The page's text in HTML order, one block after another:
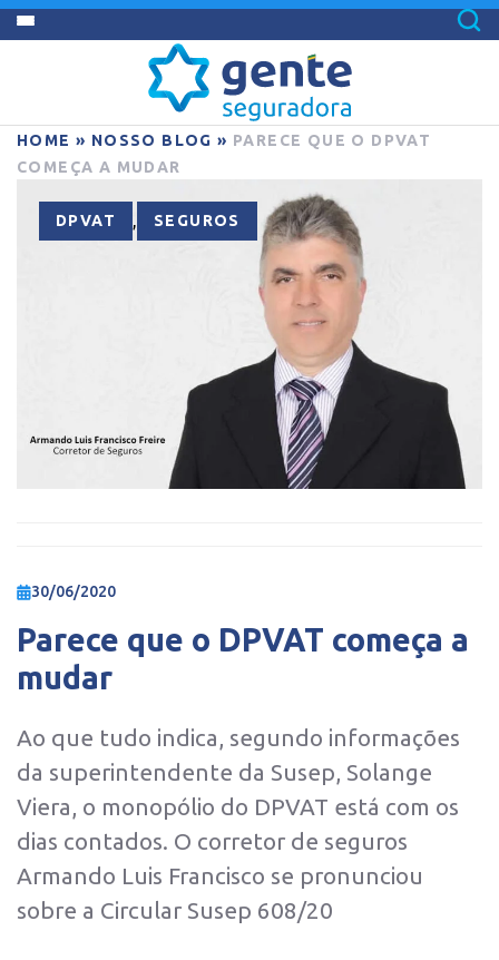
HOME » NOSSO BLOG » PARECE QUE O DPVAT
COMEÇA A MUDAR
DPVAT , SEGUROS
30/06/2020
Parece que o DPVAT começa a
mudar
Ao que tudo indica, segundo informações
da superintendente da Susep, Solange
Viera, o monopólio do DPVAT está com os
dias contados. O corretor de seguros
Armando Luis Francisco se pronunciou
sobre a Circular Susep 608/20